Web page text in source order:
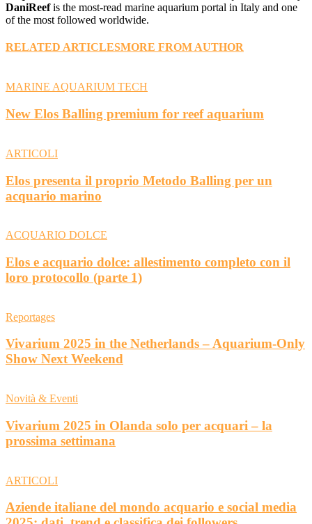
DaniReefis the most-read marine aquarium portal in Italy and one
of the most followed worldwide.
RELATED ARTICLESMORE FROM AUTHOR
MARINE AQUARIUM TECH
New Elos Balling premium for reef aquarium
ARTICOLI
Elos presenta il proprio Metodo Balling per un
acquario marino
ACQUARIO DOLCE
Elos e acquario dolce: allestimento completo con il
loro protocollo (parte 1)
Reportages
Vivarium 2025 in the Netherlands – Aquarium-Only
Show Next Weekend
Novità & Eventi
Vivarium 2025 in Olanda solo per acquari – la
prossima settimana
ARTICOLI
Aziende italiane del mondo acquario e social media